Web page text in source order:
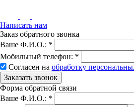
Написать нам
Заказ обратного звонка
Ваше Ф.И.О.: *
Мобильный телефон: *
Согласен на обработку
Заказать звонок
Форма обратной связи
Ваше Ф.И.О.: *